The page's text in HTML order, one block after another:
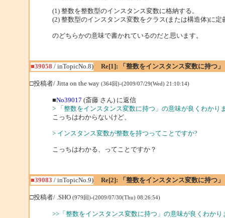
(1) 整数を整数型のインスタンス変数に格納する。
(2) 整数型のインスタンス変数をクラス(または構造体)に定
のどちらかの意味で書かれているのだと思います。
■39058 / inTopicNo.8) Re[1]: 「整数をインスタンス変数に持つ」
□投稿者/ Jitta on the way (364回)-(2009/07/29(Wed) 21:10:14)
■No39017 (斎藤 さん) に返信
> 「整数をインスタンス変数に持つ」の意味が良くわかり
こっちはわからないけど、
> インスタンス変数が整数を持つってことですか?
こっちはわかる、ってことですか？
■39083 / inTopicNo.9) Re[2]: 「整数をインスタンス変数に持つ」
□投稿者/ .SHO (979回)-(2009/07/30(Thu) 08:26:54)
>>「整数をインスタンス変数に持つ」の意味が良くわかり